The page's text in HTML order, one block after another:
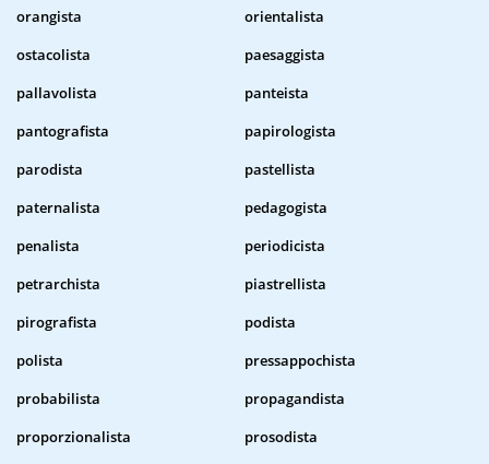
orangista
orientalista
ostacolista
paesaggista
pallavolista
panteista
pantografista
papirologista
parodista
pastellista
paternalista
pedagogista
penalista
periodicista
petrarchista
piastrellista
pirografista
podista
polista
pressappochista
probabilista
propagandista
proporzionalista
prosodista